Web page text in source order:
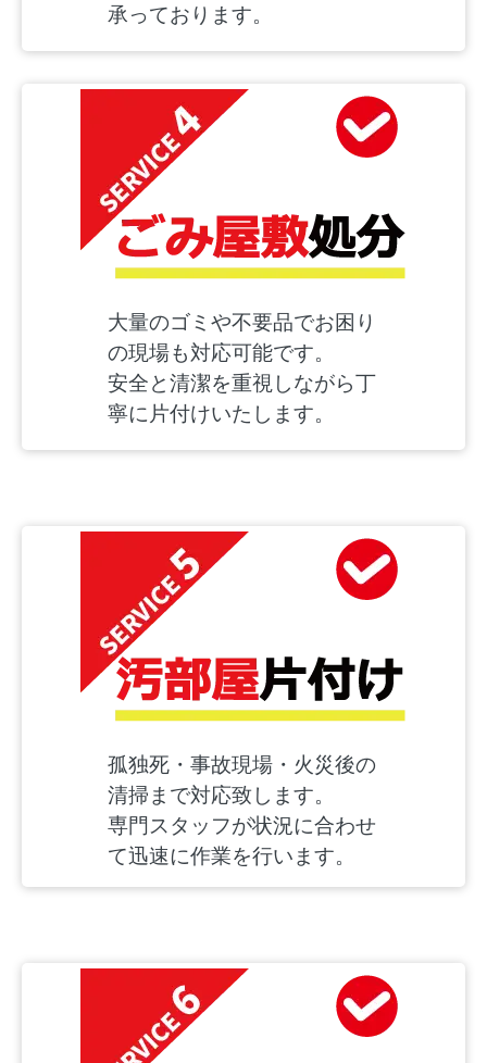
承っております。
大量のゴミや不要品でお困り
の現場も対応可能です。
安全と清潔を重視しながら丁
寧に片付けいたします。
孤独死・事故現場・火災後の
清掃まで対応致します。
専門スタッフが状況に合わせ
て迅速に作業を行います。